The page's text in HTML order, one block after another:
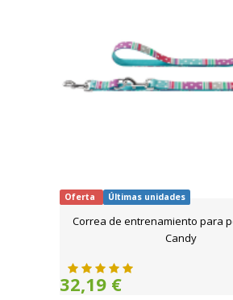
Oferta Últimas unidades
Correa de entrenamiento para
Candy
32,19 €